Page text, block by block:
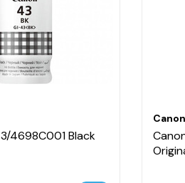
fotoğrafçılar, grafik tasarımcılar,
yumuşak geçişler ve doğal gri
4698C001 Black
Canon